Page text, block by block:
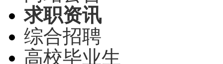
求职资讯
综合招聘
高校毕业生